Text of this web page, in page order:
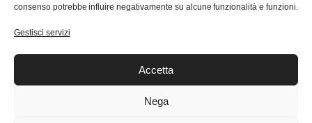
consenso potrebbe influire negativamente su alcune funzionalità e funzioni.
Gestisci servizi
Accetta
Nega
Wishlist